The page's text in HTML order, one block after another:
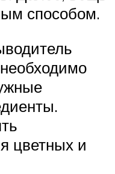
способом.
цветных и